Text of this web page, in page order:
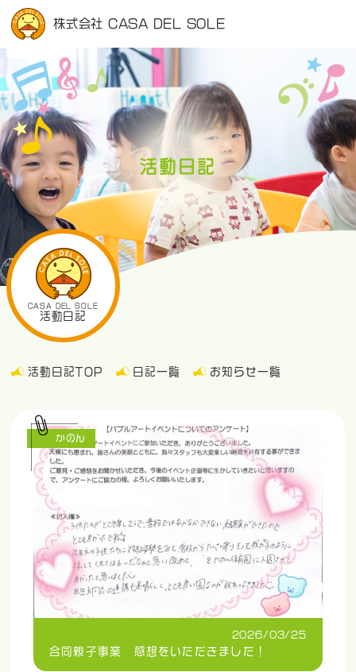
株式会社 CASA DEL SOLE
活動日記
CASA DEL SOLE
活動日記
活動日記TOP 日記一覧 お知らせ一覧
2026/03/25
合同親子事業 感想をいただきました！
かのん